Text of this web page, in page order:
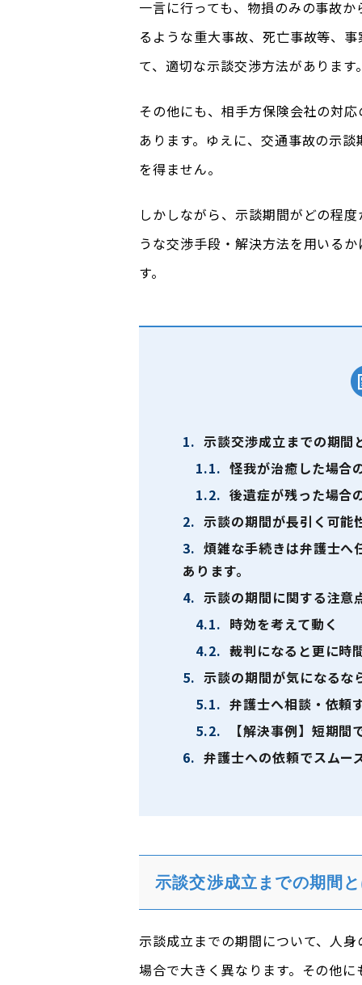
一言に行っても、物損のみの事故
るような重大事故、死亡事故等、
て、適切な示談交渉方法があります
その他にも、相手方保険会社の対
あります。ゆえに、交通事故の示
を得ません。
しかしながら、示談期間がどの程
うな交渉手段・解決方法を用いる
す。
1. 示談交渉成立までの期間
1.1. 怪我が治癒した場合
1.2. 後遺症が残った場合
2. 示談の期間が長引く可能
3. 煩雑な手続きは弁護士へ
あります。
4. 示談の期間に関する注意
4.1. 時効を考えて動く
4.2. 裁判になると更に時
5. 示談の期間が気になるな
5.1. 弁護士へ相談・依頼
5.2.
【解決事例】短期間
6. 弁護士への依頼でスムー
示談交渉成立までの期間
示談成立までの期間について、人
場合で大きく異なります。その他